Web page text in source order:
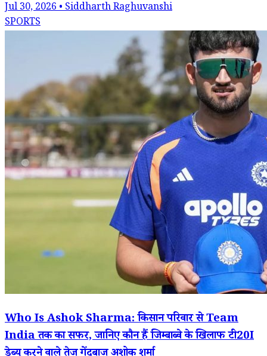
Jul 30, 2026 • Siddharth Raghuvanshi
SPORTS
Who Is Ashok Sharma: किसान परिवार से Team
India तक का सफर, जानिए कौन हैं जिम्बाब्वे के खिलाफ टी20I